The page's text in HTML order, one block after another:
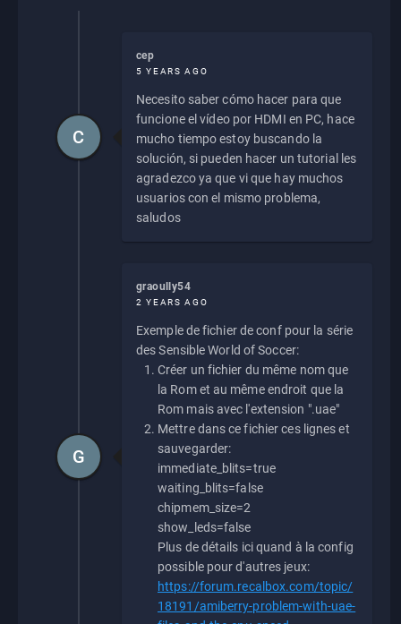
cep
5 YEARS AGO
Necesito saber cómo hacer para que
funcione el vídeo por HDMI en PC, hace
mucho tiempo estoy buscando la
solución, si pueden hacer un tutorial les
agradezco ya que vi que hay muchos
usuarios con el mismo problema,
saludos
C
graoully54
2 YEARS AGO
Exemple de fichier de conf pour la série
des Sensible World of Soccer:
Créer un fichier du même nom que
la Rom et au même endroit que la
Rom mais avec l'extension ".uae"
Mettre dans ce fichier ces lignes et
sauvegarder:
immediate_blits=true
waiting_blits=false
chipmem_size=2
show_leds=false
Plus de détails ici quand à la config
possible pour d'autres jeux:
https://forum.recalbox.com/topic/
18191/amiberry-problem-with-uae-
G